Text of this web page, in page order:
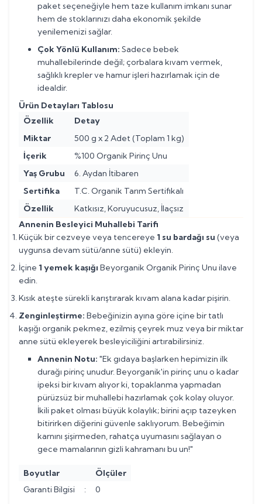
paket seçeneğiyle hem taze kullanım imkanı sunar
hem de stoklarınızı daha ekonomik şekilde
yenilemenizi sağlar.
Çok Yönlü Kullanım: Sadece bebek
muhallebilerinde değil; çorbalara kıvam vermek,
sağlıklı krepler ve hamur işleri hazırlamak için de
idealdir.
Ürün Detayları Tablosu
Özellik
Detay
Miktar
500 g x 2 Adet (Toplam 1 kg)
İçerik
%100 Organik Pirinç Unu
Yaş Grubu
6. Aydan İtibaren
Sertifika
T.C. Organik Tarım Sertifikalı
Özellik
Katkısız, Koruyucusuz, İlaçsız
Annenin Besleyici Muhallebi Tarifi
Küçük bir cezveye veya tencereye 1 su bardağı su (veya
uygunsa devam sütü/anne sütü) ekleyin.
İçine 1 yemek kaşığı Beyorganik Organik Pirinç Unu ilave
edin.
Kısık ateşte sürekli karıştırarak kıvam alana kadar pişirin.
Zenginleştirme: Bebeğinizin ayına göre içine bir tatlı
kaşığı organik pekmez, ezilmiş çeyrek muz veya bir miktar
anne sütü ekleyerek besleyiciliğini artırabilirsiniz.
Annenin Notu: "Ek gıdaya başlarken hepimizin ilk
durağı pirinç unudur. Beyorganik'in pirinç unu o kadar
ipeksi bir kıvam alıyor ki, topaklanma yapmadan
pürüzsüz bir muhallebi hazırlamak çok kolay oluyor.
İkili paket olması büyük kolaylık; birini açıp tazeyken
bitirirken diğerini güvenle saklıyorum. Bebeğimin
karnını şişirmeden, rahatça uyumasını sağlayan o
gece mamalarının gizli kahramanı bu un!"
Boyutlar
Ölçüler
Garanti Bilgisi
: 0